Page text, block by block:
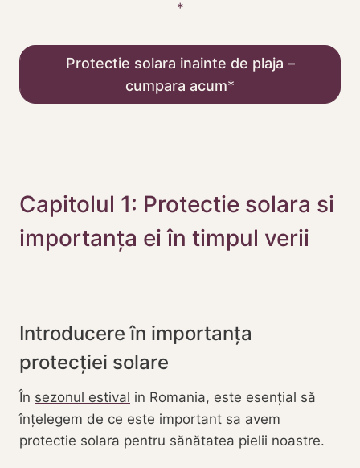
Protectie solara inainte de plaja –
cumpara acum
Capitolul 1: Protectie solara si
importanța ei în timpul verii
Introducere în importanța
protecției solare
În sezonul estival in Romania, este esențial să
înțelegem de ce este important sa avem
protectie solara pentru sănătatea pielii noastre.